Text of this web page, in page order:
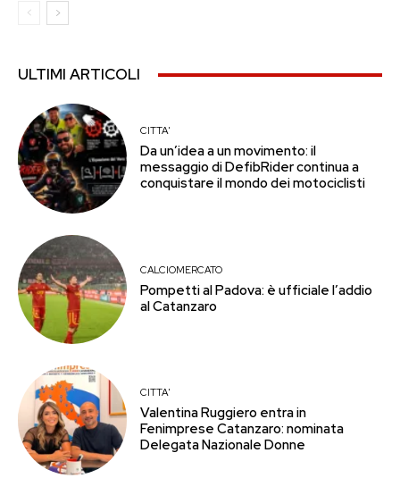
ULTIMI ARTICOLI
CITTA'
Da un’idea a un movimento: il
messaggio di DefibRider continua a
conquistare il mondo dei motociclisti
CALCIOMERCATO
Pompetti al Padova: è ufficiale l’addio
al Catanzaro
CITTA'
Valentina Ruggiero entra in
Fenimprese Catanzaro: nominata
Delegata Nazionale Donne